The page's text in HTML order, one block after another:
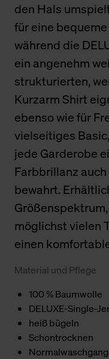
den Hals
für eine
während die
ein angenehm
strukturierten,
Kurzarm Shirt
ebenso wie für
vielseitiges
jede Garderobe
Farbbrillanz
bewahrt.
möglichst vielen
einen
Material und Pflege
100 % Baumwolle
DELUXE-Single-
heiß bügeln
Schontrocknen
Normalwaschgang